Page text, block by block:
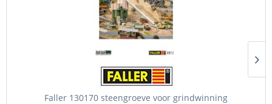
Faller 130170 steengroeve voor grindwinning